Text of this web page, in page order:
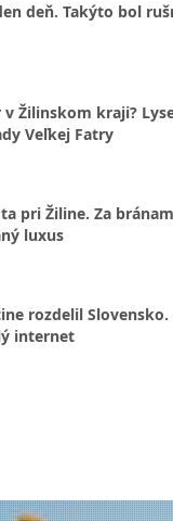
deň. Takýto bol
v Žilinskom kraji?
Veľkej Fatry
pri Žiline. Za
luxus
rozdelil Slovensko.
internet